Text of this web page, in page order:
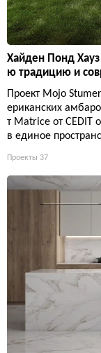
Хайден Понд Хауз
ю традицию и
Проект Mojo
ериканских
т Matrice от CEDIT
в единое
Проекты 37